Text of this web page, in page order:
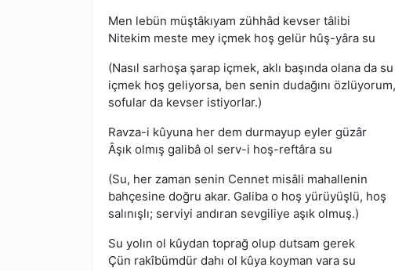
Men lebün müştâkıyam zühhâd kevser tâlibi
Nitekim meste mey içmek hoş gelür hûş-yâra su
(Nasıl sarhoşa şarap içmek, aklı başında olana da su
içmek hoş geliyorsa, ben senin dudağını özlüyorum,
sofular da kevser istiyorlar.)
Ravza-i kûyuna her dem durmayup eyler güzâr
Âşık olmış galibâ ol serv-i hoş-reftâra su
(Su, her zaman senin Cennet misâli mahallenin
bahçesine doğru akar. Galiba o hoş yürüyüşlü, hoş
salınışlı; serviyi andıran sevgiliye aşık olmuş.)
Su yolın ol kûydan toprağ olup dutsam gerek
Çün rakîbümdür dahı ol kûya koyman vara su